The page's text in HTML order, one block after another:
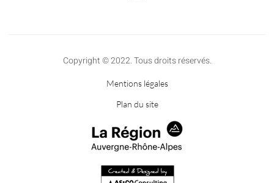
Copyright © 2022. Tous droits réservés.
Mentions légales
Plan du site